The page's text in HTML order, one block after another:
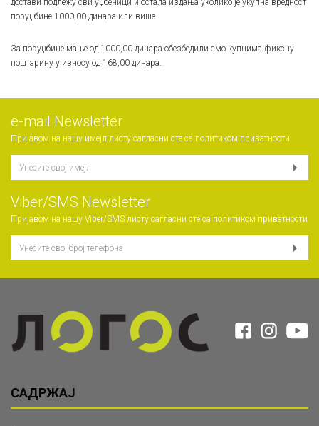
достави подлежу сви уџбеници и остала издања уколико је укупна вредност
поруџбине 1000,00 динара или више.
За поруџбине мање од 1000,00 динара обезбедили смо купцима фиксну
поштарину у износу од 168,00 динара.
е-mail Newsletter
Пријавом на нашу имејл листу сагласни сте са политиком приватности
Viber/SMS Newsletter
Пријавом на нашу Viber/SMS листу сагласни сте са политиком приватности
САДРЖАЈ